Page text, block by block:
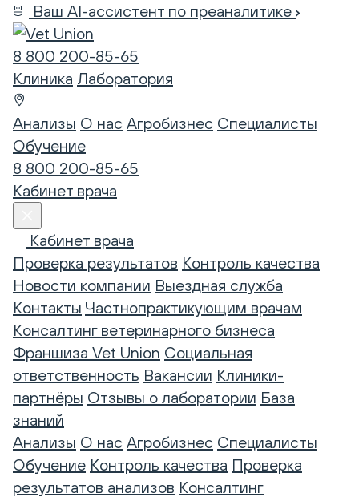
Ваш AI-ассистент по преаналитике
8 800 200-85-65
Клиника Лаборатория
Анализы О нас Агробизнес Специалисты
Обучение
8 800 200-85-65
Кабинет врача
Кабинет врача
Проверка результатов Контроль качества
Новости компании Выездная служба
Контакты Частнопрактикующим врачам
Консалтинг ветеринарного бизнеса
Франшиза Vet Union Социальная
ответственность Вакансии Клиники-
партнёры Отзывы о лаборатории База
знаний
Анализы О нас Агробизнес Специалисты
Обучение Контроль качества Проверка
результатов анализов Консалтинг